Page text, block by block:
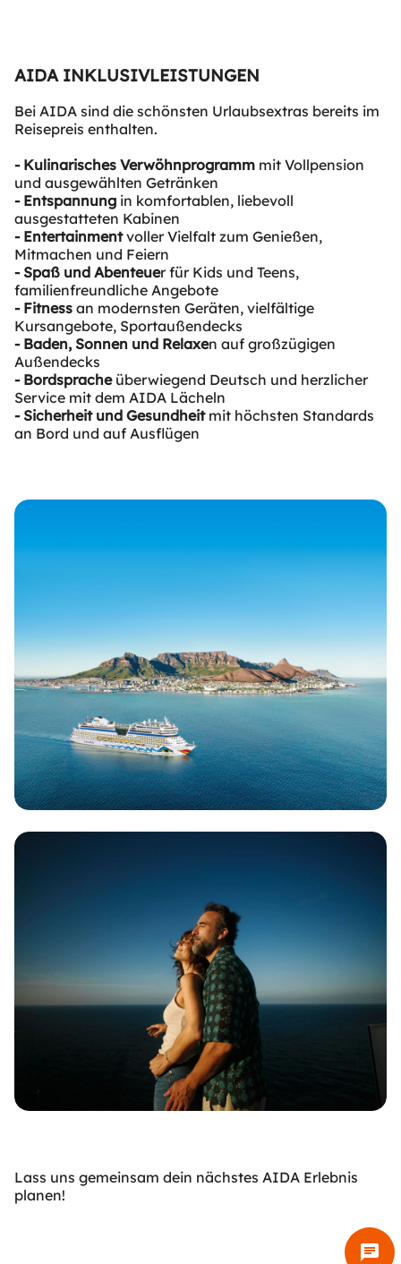
AIDA INKLUSIVLEISTUNGEN
Bei AIDA sind die schönsten Urlaubsextras bereits im
Reisepreis enthalten.
- Kulinarisches Verwöhnprogramm mit Vollpension
und ausgewählten Getränken
- Entspannung in komfortablen, liebevoll
ausgestatteten Kabinen
- Entertainmentvoller Vielfalt zum Genießen,
Mitmachen und Feiern
- Spaß und Abenteuer für Kids und Teens,
familienfreundliche Angebote
- Fitness an modernsten Geräten, vielfältige
Kursangebote, Sportaußendecks
- Baden, Sonnen und Relaxen auf großzügigen
Außendecks
- Bordspracheüberwiegend Deutsch und herzlicher
Service mit dem AIDA Lächeln
- Sicherheit und Gesundheitmit höchsten Standards
an Bord und auf Ausflügen
Lass uns gemeinsam dein nächstes AIDA Erlebnis
planen!
chat